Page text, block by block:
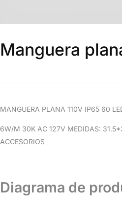
Manguera
MANGUERA PLANA 110V IP65 60
6W/M 30K AC 127V MEDIDAS:
ACCESORIOS
Diagrama de